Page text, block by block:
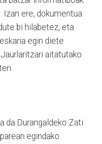
ere, dokumentua
bi hilabetez, eta
egin diete
aitatutako
da Durangaldeko Zati
egindako